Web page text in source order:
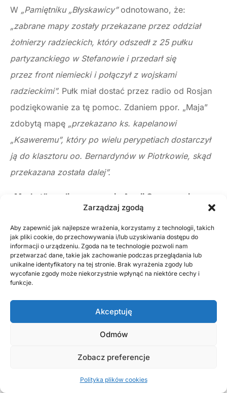
Zarządzaj zgodą
Aby zapewnić jak najlepsze wrażenia, korzystamy z technologii, takich
jak pliki cookie, do przechowywania i/lub uzyskiwania dostępu do
informacji o urządzeniu. Zgoda na te technologie pozwoli nam
przetwarzać dane, takie jak zachowanie podczas przeglądania lub
unikalne identyfikatory na tej stronie. Brak wyrażenia zgody lub
wycofanie zgody może niekorzystnie wpłynąć na niektóre cechy i
funkcje.
Akceptuję
Odmów
Zobacz preferencje
Polityka plików cookies
W „Pamiętniku „Błyskawicy”odnotowano, że:
„zabrane mapy zostały przekazane przez oddział
żołnierzy radzieckich, który odszedł z 25 pułku
partyzanckiego w Stefanowie i przedarł się
przez front niemiecki i połączył z wojskami
radzieckimi”. Pułk miał dostać przez radio od Rosjan
podziękowanie za tę pomoc. Zdaniem ppor. „Maja”
zdobytą mapę „przekazano ks. kapelanowi
„Ksaweremu”, który po wielu perypetiach dostarczył
ją do klasztoru oo. Bernardynów w Piotrkowie, skąd
przekazana została dalej”.
„Merkut”, czyli rozpoznanie Armii Czerwonej
rozpoznawczych po obu stronach Pilicy w latach
1943-1945 mamy dość mgliste pojęcie. Przeważają
nieliczne wspomnienia, że owszem były,
współpracowały z oddziałami Armii Ludowej (zob.
prace Ryszarda Nazarewicza) i wzmianki, skąpe
wspomnienia o spotkaniach i pomocy ze struktur
Armii Krajowej. Rzetelnej wiedzy, bo i dostępu
Wiemy też, że ich celem była robota dywersyjna